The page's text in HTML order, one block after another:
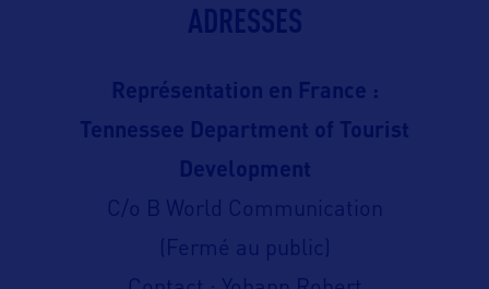
ADRESSES
Représentation en France :
Tennessee Department of Tourist
Development
C/o B World Communication
(Fermé au public)